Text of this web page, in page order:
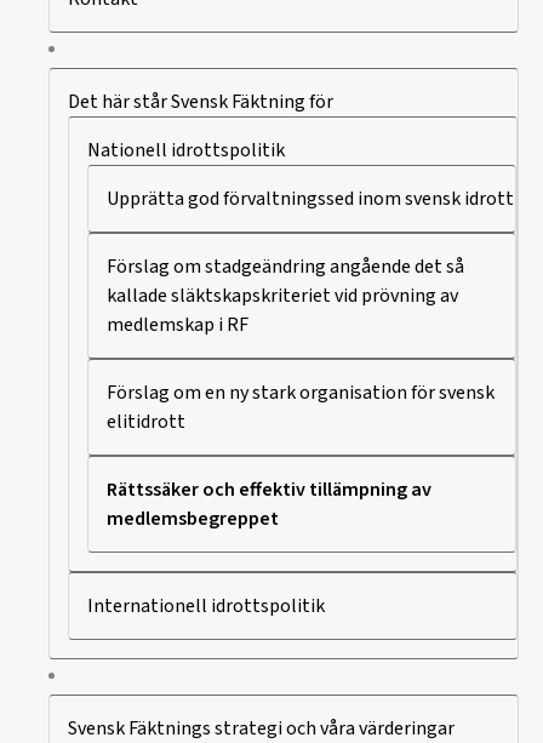
Det här står Svensk Fäktning för
Nationell idrottspolitik
Upprätta god förvaltningssed inom svensk idrott
Förslag om stadgeändring angående det så
kallade släktskapskriteriet vid prövning av
medlemskap i RF
Förslag om en ny stark organisation för svensk
elitidrott
Rättssäker och effektiv tillämpning av
medlemsbegreppet
Internationell idrottspolitik
Svensk Fäktnings strategi och våra värderingar